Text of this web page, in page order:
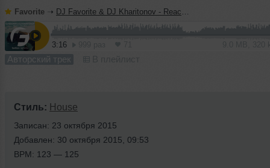
Favorite ➝ DJ Favorite & DJ Kharitonov - Reach The Sky (Radio Edit)
3:16
Авторский трек
Стиль: House
Записан: 23 октября 2015
Добавлен: 30 октября 2015, 09:53
BPM: 123 — 125